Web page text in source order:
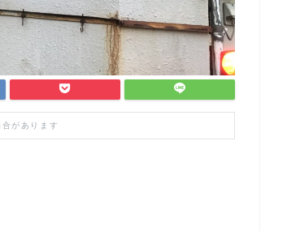
があります